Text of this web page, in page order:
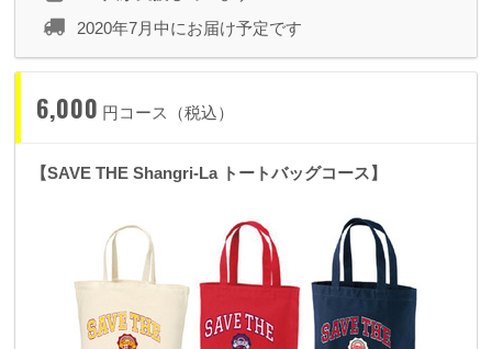
2020年7月中にお届け予定です
6,000 円コース（税込）
【SAVE THE Shangri-La トートバッグコース】